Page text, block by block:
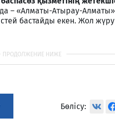
– «Алматы-Атырау-
бастайды екен. Жол жүру
Бөлісу: